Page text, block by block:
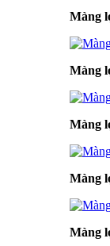
Màng
Màng
Màng
Màng
Màng